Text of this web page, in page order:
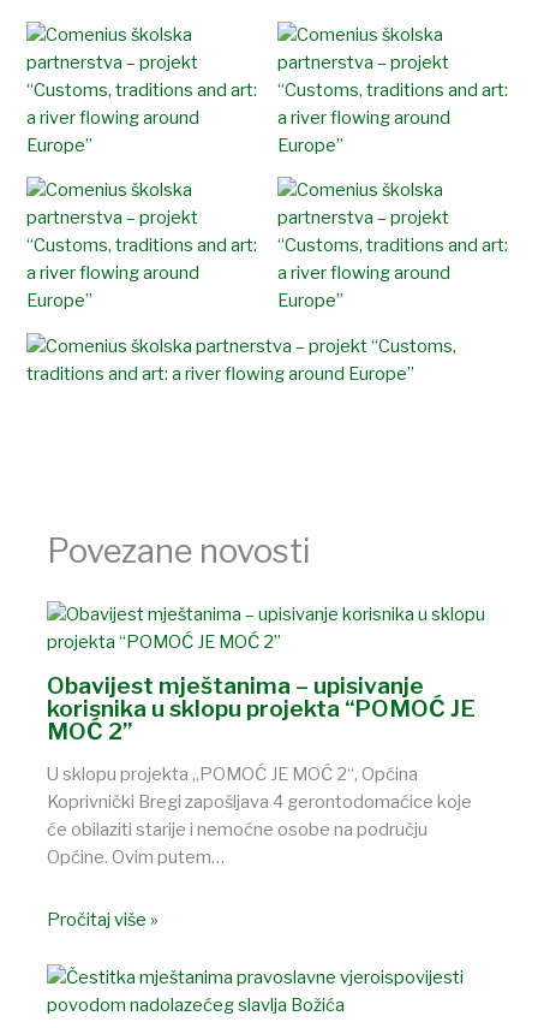
Povezane novosti
Obavijest mještanima – upisivanje
korisnika u sklopu projekta “POMOĆ JE
MOĆ 2”
U sklopu projekta „POMOĆ JE MOĆ 2“, Općina
Koprivnički Bregi zapošljava 4 gerontodomaćice koje
će obilaziti starije i nemoćne osobe na području
Općine. Ovim putem…
Pročitaj više »